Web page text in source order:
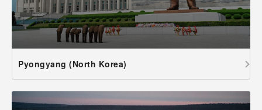
Pyongyang (North Korea)